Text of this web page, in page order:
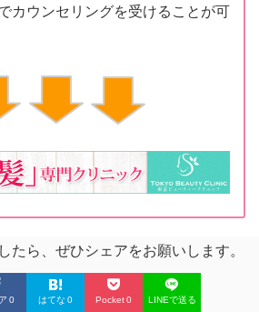
カウンセリングを受けることが可
たら、ぜひシェアをお願いします。
0 はてな 0 Pocket0 LINEで送る